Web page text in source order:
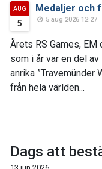
AUG
5
Medaljer och
5 aug 2026 12:27
Årets RS Games,
som i år var en del av
anrika ”Travemünder
från hela världen...
Dags att